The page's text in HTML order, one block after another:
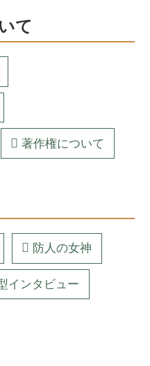
て
著作権について
防人の女神
インタビュー